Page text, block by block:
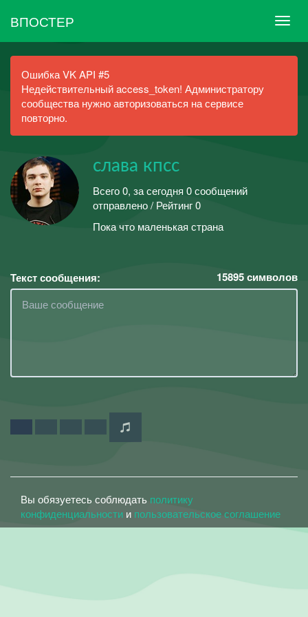
ВПОСТЕР
Ошибка VK API #5
Недействительный access_token! Администратору
сообщества нужно авторизоваться на сервисе
повторно.
слава кпсс
Всего 0, за сегодня 0 сообщений
отправлено / Рейтинг 0
Пока что маленькая страна
Текст сообщения: 15895символов
Вы обязуетесь соблюдать политику
конфиденциальности и пользовательское соглашение